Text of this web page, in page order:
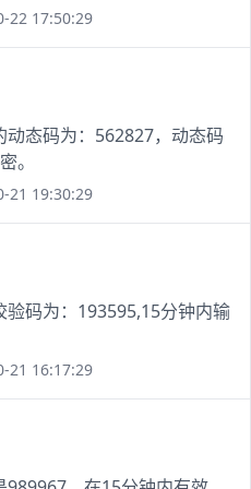
22 17:50:29
动态码为：562827，动态码
。
21 19:30:29
验码为：193595,15分钟内输
21 16:17:29